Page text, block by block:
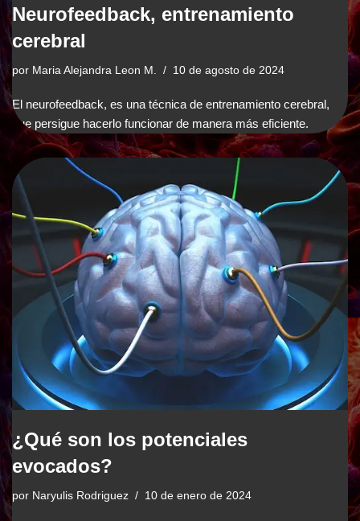
Neurofeedback, entrenamiento
cerebral
por Maria Alejandra Leon M. 10 de agosto de 2024
El neurofeedback, es una técnica de entrenamiento cerebral,
que persigue hacerlo funcionar de manera más eficiente.
¿Qué son los potenciales
evocados?
por Naryulis Rodriguez 10 de enero de 2024